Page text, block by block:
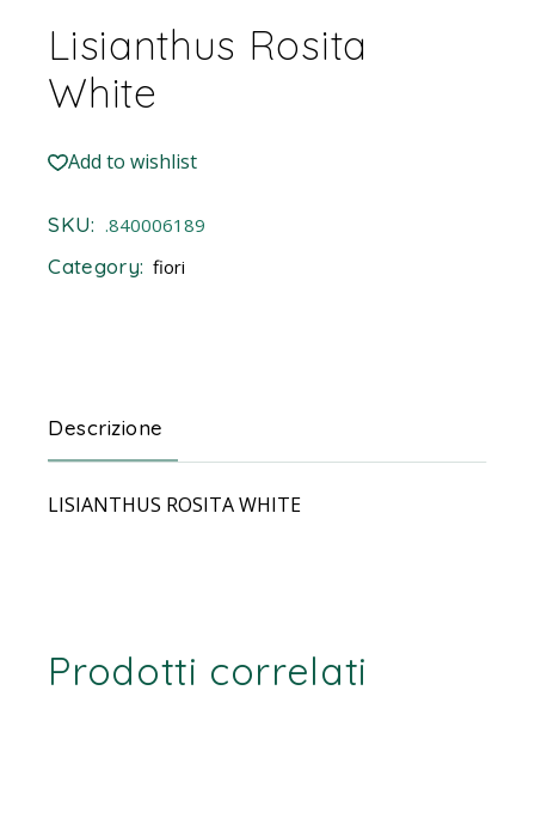
Lisianthus Rosita
White
Add to wishlist
SKU: .840006189
Category: fiori
Descrizione
LISIANTHUS ROSITA WHITE
Prodotti correlati